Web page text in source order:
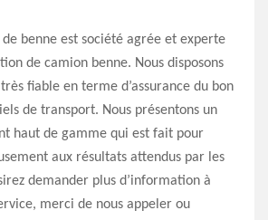
benne est société agrée et experte
de camion benne. Nous disposons
fiable en terme d’assurance du bon
de transport. Nous présentons un
haut de gamme qui est fait pour
aux résultats attendus par les
demander plus d’information à
merci de nous appeler ou